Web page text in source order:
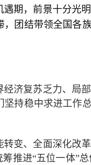
期，前景十分光
团结带领全国各
济复苏乏力、局
坚持稳中求进工作
转变、全面深化改
筹推进“五位一体”